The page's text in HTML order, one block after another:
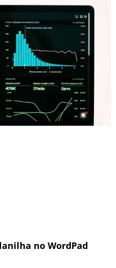
no WordPad